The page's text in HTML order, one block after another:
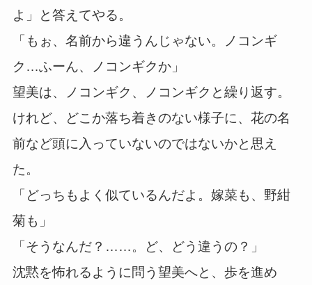
よ」と答えてやる。
「もぉ、名前から違うんじゃない。ノコンギ
ク…ふーん、ノコンギクか」
望美は、ノコンギク、ノコンギクと繰り返す。
けれど、どこか落ち着きのない様子に、花の名
前など頭に入っていないのではないかと思え
た。
「どっちもよく似ているんだよ。嫁菜も、野紺
菊も」
「そうなんだ？……。ど、どう違うの？」
沈黙を怖れるように問う望美へと、歩を進め